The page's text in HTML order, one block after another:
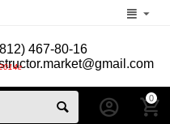
467-80-16
0